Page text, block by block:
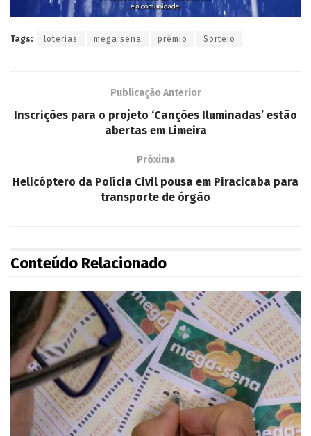
Tags: loterias mega sena prêmio Sorteio
Publicação Anterior
Inscrições para o projeto ‘Canções Iluminadas’ estão
abertas em Limeira
Próxima
Helicóptero da Polícia Civil pousa em Piracicaba para
transporte de órgão
Conteúdo Relacionado